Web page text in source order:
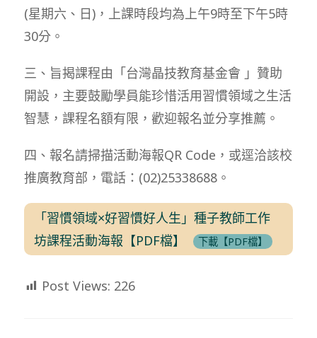
(星期六、日)，上課時段均為上午9時至下午5時
30分。
三、旨揭課程由「台灣晶技教育基金會 」贊助
開設，主要鼓勵學員能珍惜活用習慣領域之生活
智慧，課程名額有限，歡迎報名並分享推薦。
四、報名請掃描活動海報QR Code，或逕洽該校
推廣教育部，電話：(02)25338688。
「習慣領域×好習慣好人生」種子教師工作
坊課程活動海報【PDF檔】
下載【PDF檔】
Post Views: 226